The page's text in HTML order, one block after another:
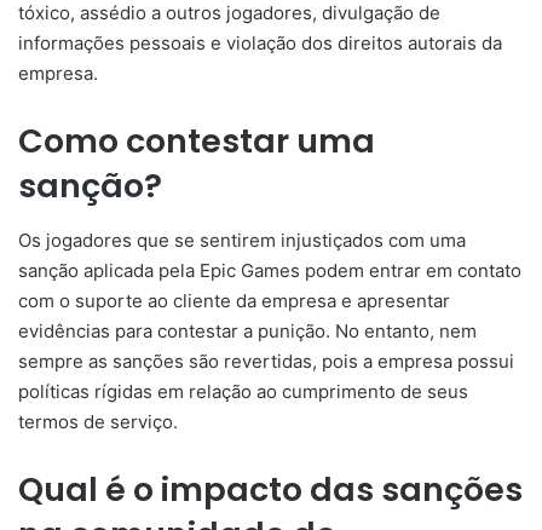
tóxico, assédio a outros jogadores, divulgação de
informações pessoais e violação dos direitos autorais da
empresa.
Como contestar uma
sanção?
Os jogadores que se sentirem injustiçados com uma
sanção aplicada pela Epic Games podem entrar em contato
com o suporte ao cliente da empresa e apresentar
evidências para contestar a punição. No entanto, nem
sempre as sanções são revertidas, pois a empresa possui
políticas rígidas em relação ao cumprimento de seus
termos de serviço.
Qual é o impacto das sanções